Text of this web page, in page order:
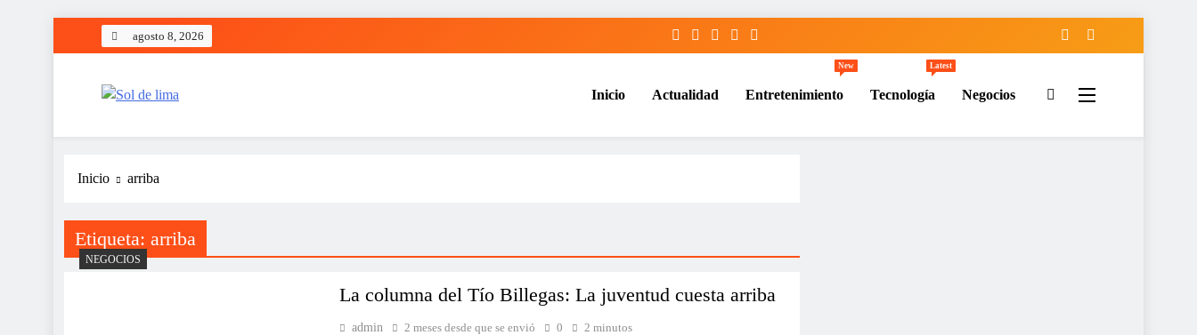
agosto 8, 2026
Inicio Actualidad Entretenimiento
New
Tecnología
Latest
Negocios
Inicio arriba
Etiqueta: arriba
NEGOCIOS
La columna del Tío Billegas: La juventud cuesta arriba
admin 2 meses desde que se envió 0 2 minutos